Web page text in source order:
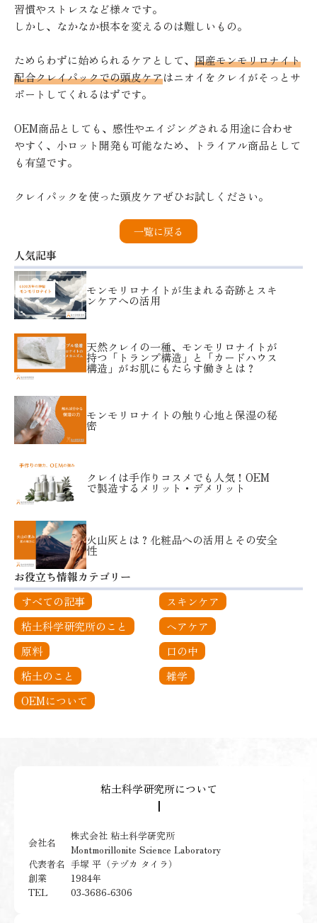
習慣やストレスなど様々です。
しかし、なかなか根本を変えるのは難しいもの。
ためらわずに始められるケアとして、 国産モンモリロナイト
配合クレイパックでの頭皮ケアはニオイをクレイがそっとサ
ポートしてくれるはずです。
OEM商品としても、感性やエイジングされる用途に合わせ
やすく、小ロット開発も可能なため、トライアル商品として
も有望です。
クレイパックを使った頭皮ケアぜひお試しください。
一覧に戻る
人気記事
モンモリロナイトが生まれる奇跡とスキ
ンケアへの活用
天然クレイの一種、モンモリロナイトが
持つ「トランプ構造」と「カードハウス
構造」がお肌にもたらす働きとは？
モンモリロナイトの触り心地と保湿の秘
密
クレイは手作りコスメでも人気！OEM
で製造するメリット・デメリット
火山灰とは？化粧品への活用とその安全
性
お役立ち情報カテゴリー
すべての記事
スキンケア
粘土科学研究所のこと
ヘアケア
原料
口の中
粘土のこと
雑学
OEMについて
粘土科学研究所について
┃
会社名
株式会社 粘土科学研究所
Montmorillonite Science Laboratory
代表者名 手塚 平（テヅカ タイラ）
創業
1984年
TEL
03-3686-6306